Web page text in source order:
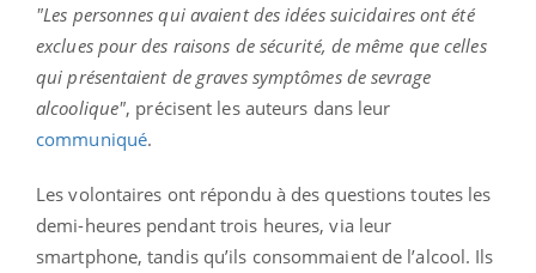
"Les personnes qui avaient des idées suicidaires ont été
exclues pour des raisons de sécurité, de même que celles
qui présentaient de graves symptômes de sevrage
alcoolique", précisent les auteurs dans leur
communiqué.
Les volontaires ont répondu à des questions toutes les
demi-heures pendant trois heures, via leur
smartphone, tandis qu’ils consommaient de l’alcool. Ils